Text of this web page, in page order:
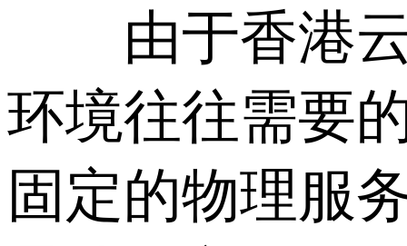
由于香港云
环境往往需要
固定的物理服